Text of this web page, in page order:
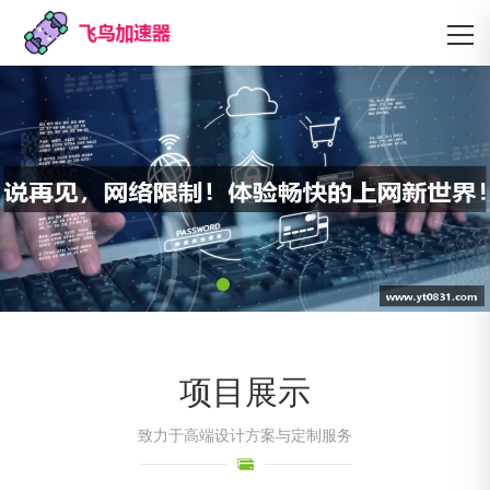
项目展示
致力于高端设计方案与定制服务